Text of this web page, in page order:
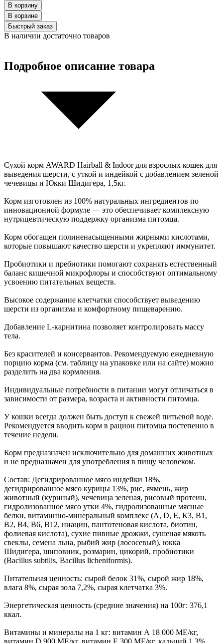
В корзину
В корзинe
Быстрый заказ
В наличии достаточно товаров
Подробное описание товара
Сухой корм AWARD Hairball & Indoor для взрослых кошек для
выведения шерсти, с уткой и индейкой с добавлением зеленой
чечевицы и Юкки Шидигера, 1,5кг.
Корм изготовлен из 100% натуральных ингредиентов по
инновационной формуле — это обеспечивает комплексную
нутрицевтическую поддержку организма питомца.
Корм обогащен полиненасыщенными жирными кислотами,
которые повышают качество шерсти и укрепляют иммунитет.
Пробиотики и пребиотики помогают сохранять естественный
баланс кишечной микрофлоры и способствуют оптимальному
усвоению питательных веществ.
Высокое содержание клетчатки способствует выведению
шерсти из организма и комфортному пищеварению.
Добавление L-карнитина позволяет контролировать массу
тела.
Без красителей и консервантов. Рекомендуемую ежедневную
порцию корма (см. таблицу на упаковке или на сайте) можно
разделить на два кормления.
Индивидуальные потребности в питании могут отличаться в
зависимости от размера, возраста и активности питомца.
У кошки всегда должен быть доступ к свежей питьевой воде.
Рекомендуется вводить корм в рацион питомца постепенно в
течение недели.
Корм предназначен исключительно для домашних животных
и не предназначен для употребления в пищу человеком.
Состав: Дегидрированное мясо индейки 18%,
дегидрированное мясо курицы 13%, рис, ячмень, жир
животный (куриный), чечевица зеленая, рисовый протеин,
гидролизованное мясо утки 4%, гидролизованные мясные
белки, витаминно-минеральный комплекс (А, D, E, К3, В1,
В2, В4, В6, В12, ниацин, пантотеновая кислота, биотин,
фолиевая кислота), сухие пивные дрожжи, сушеная мякоть
свеклы, семена льна, рыбий жир (лососевый), юкка
Шидигера, шиповник, розмарин, цикорий, пробиотики
(Bacillus subtilis, Bacillus licheniformis).
Питательная ценность: сырой белок 31%, сырой жир 18%,
влага 8%, сырая зола 7,2%, сырая клетчатка 3%.
Энергетическая ценность (средние значения) на 100г: 376,1
ккал.
Витамины и минералы на 1 кг: витамин А 18 000 ME/кг,
витамин D 900 ME/кг, витамин E 300 ME/кг, кальций 1,3%,